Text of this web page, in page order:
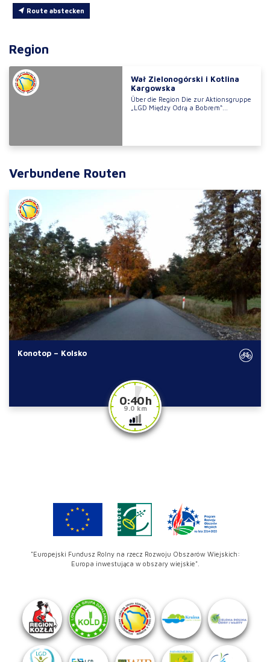
Route abstecken
Region
Wał Zielonogórski i Kotlina
Kargowska
Über die Region Die zur Aktionsgruppe
„LGD Między Odrą a Bobrem“...
Verbundene Routen
Konotop – Kolsko
0:40 h
9.0 km
"Europejski Fundusz Rolny na rzecz Rozwoju Obszarów Wiejskich:
Europa inwestująca w obszary wiejskie".